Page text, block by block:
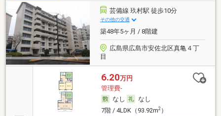
芸備線 玖村駅 徒歩10分
その他の交通
築48年5ヶ月 / 8階建
広島県広島市安佐北区真亀４丁
目
6.20万円
管理費-
なし
なし
7階 / 4LDK（93.92m2）